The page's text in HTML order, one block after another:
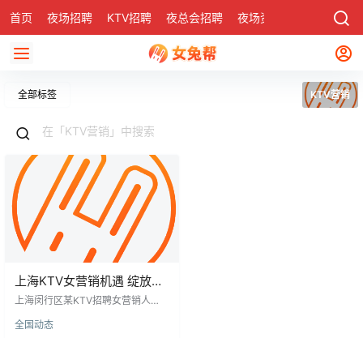
首页 夜场招聘 KTV招聘 夜总会招聘 夜场资讯 社区
全部标签 KTV营销
上海KTV女营销机遇 绽放青
春结交新境
上海闵行区某KTV招聘女营销人
上。工作内容包括推广酒水、斟酒
全国动态